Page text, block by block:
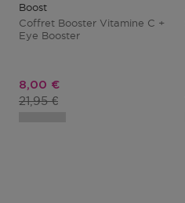
Boost
Coffret Booster Vitamine C +
Eye Booster
Prix promotionnel
8,00 €
Prix du produit
21,95 €